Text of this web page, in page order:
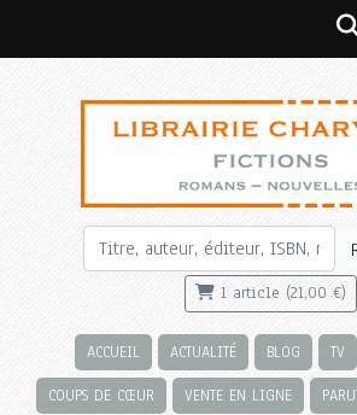
1 article (21,00 €)
ACCUEIL ACTUALITÉ BLOG TV
COUPS DE CŒUR VENTE EN LIGNE